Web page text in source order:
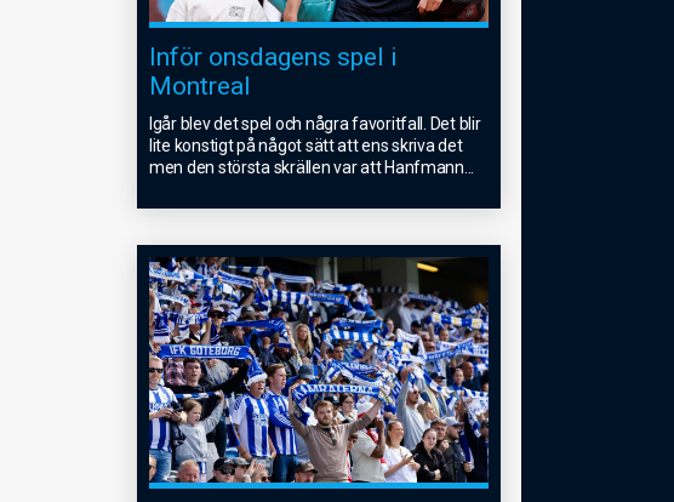
Inför onsdagens spel i
Montreal
Igår blev det spel och några favoritfall. Det blir
lite konstigt på något sätt att ens skriva det
men den största skrällen var att Hanfmann